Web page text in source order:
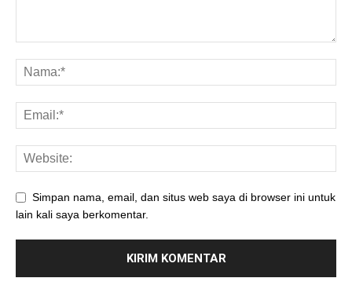
Simpan nama, email, dan situs web saya di browser ini untuk
lain kali saya berkomentar.